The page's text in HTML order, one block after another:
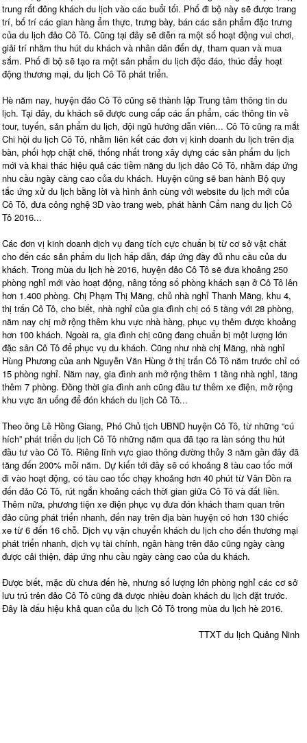
trung rất đông khách du lịch vào các buổi tối. Phố đi bộ này sẽ được trang
trí, bố trí các gian hàng ẩm thực, trưng bày, bán các sản phẩm đặc trưng
của du lịch đảo Cô Tô. Cũng tại đây sẽ diễn ra một số hoạt động vui chơi,
giải trí nhằm thu hút du khách và nhân dân đến dự, tham quan và mua
sắm. Phố đi bộ sẽ tạo ra một sản phẩm du lịch độc đáo, thúc đẩy hoạt
động thương mại, du lịch Cô Tô phát triển.
Hè năm nay, huyện đảo Cô Tô cũng sẽ thành lập Trung tâm thông tin du
lịch. Tại đây, du khách sẽ được cung cấp các ấn phẩm, các thông tin về
tour, tuyến, sản phẩm du lịch, đội ngũ hướng dẫn viên... Cô Tô cũng ra mắt
Chi hội du lịch Cô Tô, nhằm liên kết các đơn vị kinh doanh du lịch trên địa
bàn, phối hợp chặt chẽ, thống nhất trong xây dựng các sản phẩm du lịch
mới và khai thác hiệu quả các tiềm năng du lịch đảo Cô Tô, nhằm đáp ứng
nhu cầu ngày càng cao của du khách. Huyện cũng sẽ ban hành Bộ quy
tắc ứng xử du lịch bằng lời và hình ảnh cùng với website du lịch mới của
Cô Tô, đưa công nghệ 3D vào trang web, phát hành Cẩm nang du lịch Cô
Tô 2016...
Các đơn vị kinh doanh dịch vụ đang tích cực chuẩn bị từ cơ sở vật chất
cho đến các sản phẩm du lịch hấp dẫn, đáp ứng đầy đủ nhu cầu của du
khách. Trong mùa du lịch hè 2016, huyện đảo Cô Tô sẽ đưa khoảng 250
phòng nghỉ mới vào hoạt động, nâng tổng số phòng khách sạn ở Cô Tô lên
hơn 1.400 phòng. Chị Phạm Thị Măng, chủ nhà nghỉ Thanh Măng, khu 4,
thị trấn Cô Tô, cho biết, nhà nghỉ của gia đình chị có 5 tầng với 28 phòng,
năm nay chị mở rộng thêm khu vực nhà hàng, phục vụ thêm được khoảng
hơn 100 khách. Ngoài ra, gia đình chị cũng đang chuẩn bị một lượng lớn
đặc sản Cô Tô để phục vụ du khách. Cũng như nhà chị Măng, nhà nghỉ
Hùng Phương của anh Nguyễn Văn Hùng ở thị trấn Cô Tô năm trước chỉ có
15 phòng nghỉ. Năm nay, gia đình anh mở rộng thêm 1 tầng nhà nghỉ, tăng
thêm 7 phòng. Đồng thời gia đình anh cũng đầu tư thêm xe điện, mở rộng
khu vực ăn uống để đón khách du lịch Cô Tô...
Theo ông Lê Hồng Giang, Phó Chủ tịch UBND huyện Cô Tô, từ những “cú
hích” phát triển du lịch Cô Tô những năm qua đã tạo ra làn sóng thu hút
đầu tư vào Cô Tô. Riêng lĩnh vực giao thông đường thủy 3 năm gần đây đã
tăng đến 200% mỗi năm. Dự kiến tới đây sẽ có khoảng 8 tàu cao tốc mới
đi vào hoạt động, có tàu cao tốc chạy khoảng hơn 40 phút từ Vân Đồn ra
đến đảo Cô Tô, rút ngắn khoảng cách thời gian giữa Cô Tô và đất liền.
Thêm nữa, phương tiện xe điện phục vụ đưa đón khách tham quan trên
đảo cũng phát triển nhanh, đến nay trên địa bàn huyện có hơn 130 chiếc
xe từ 6 đến 16 chỗ. Dịch vụ vận chuyển khách du lịch cho đến thương mại
phát triển nhanh, dịch vụ tài chính, ngân hàng trên đảo cũng ngày càng
được cải thiện, đáp ứng nhu cầu ngày càng cao của du khách.
Được biết, mặc dù chưa đến hè, nhưng số lượng lớn phòng nghỉ các cơ sở
lưu trú trên đảo Cô Tô cũng đã được nhiều đoàn khách du lịch đặt trước.
Đây là dấu hiệu khả quan của du lịch Cô Tô trong mùa du lịch hè 2016.
TTXT du lịch Quảng Ninh